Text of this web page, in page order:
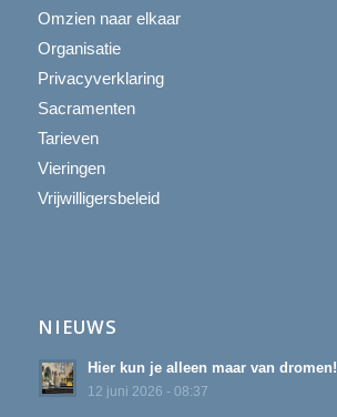
Omzien naar elkaar
Organisatie
Privacyverklaring
Sacramenten
Tarieven
Vieringen
Vrijwilligersbeleid
NIEUWS
Hier kun je alleen maar van dromen!
12 juni 2026 - 08:37